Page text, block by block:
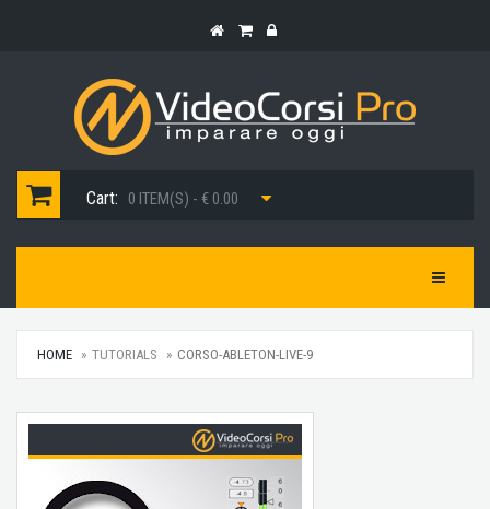
Cart: 0 ITEM(S) - € 0.00
Toggle
HOME TUTORIALS CORSO-ABLETON-LIVE-9